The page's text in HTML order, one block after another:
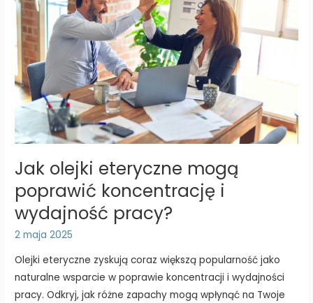
Jak olejki eteryczne mogą
poprawić koncentrację i
wydajność pracy?
2 maja 2025
Olejki eteryczne zyskują coraz większą popularność jako
naturalne wsparcie w poprawie koncentracji i wydajności
pracy. Odkryj, jak różne zapachy mogą wpłynąć na Twoje